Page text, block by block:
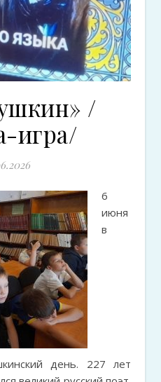
/
игра/
6
июня
в
день. 227 лет